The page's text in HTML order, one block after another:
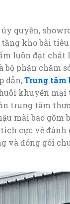
quyền,
kho bãi
luôn đạt chất
phận chăm
dẫn,Trung tâm
khuyến mại
trung tâm
mãi bao gồm
cực về đánh
đóng gói